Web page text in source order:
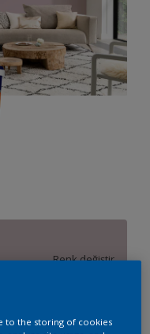
Renk değiştir
15 L
to the storing of cookies